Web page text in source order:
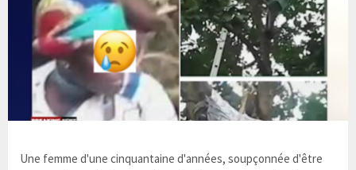
Une femme d'une cinquantaine d'années, soupçonnée d'être